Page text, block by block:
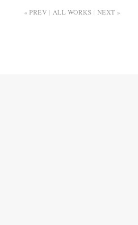
PREV ALL WORKS NEXT